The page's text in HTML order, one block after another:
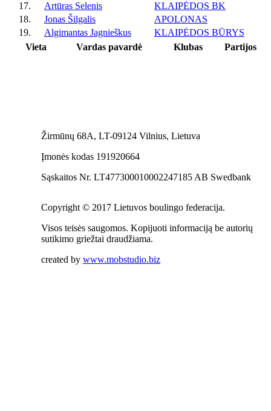
17.
Artūras Selenis
KLAIPĖDOS BK
18.
Jonas Šilgalis
APOLONAS
19.
Algimantas Jagnieškus
KLAIPĖDOS BŪRYS
Vieta
Vardas pavardė Klubas Partijos
Žirmūnų 68A, LT-09124 Vilnius, Lietuva
Įmonės kodas 191920664
Sąskaitos Nr. LT477300010002247185 AB Swedbank
Copyright © 2017 Lietuvos boulingo federacija.
Visos teisės saugomos. Kopijuoti informaciją be autorių
sutikimo griežtai draudžiama.
created by www.mobstudio.biz